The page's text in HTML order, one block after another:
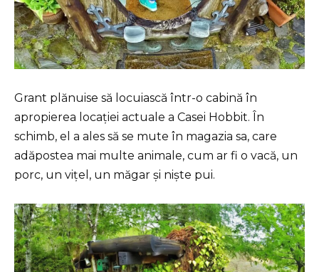
Grant plănuise să locuiască într-o cabină în
apropierea locației actuale a Casei Hobbit. În
schimb, el a ales să se mute în magazia sa, care
adăpostea mai multe animale, cum ar fi o vacă, un
porc, un vițel, un măgar și niște pui.